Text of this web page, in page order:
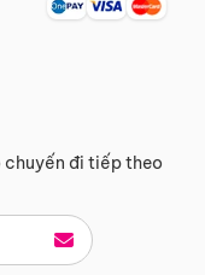
chuyến đi tiếp theo